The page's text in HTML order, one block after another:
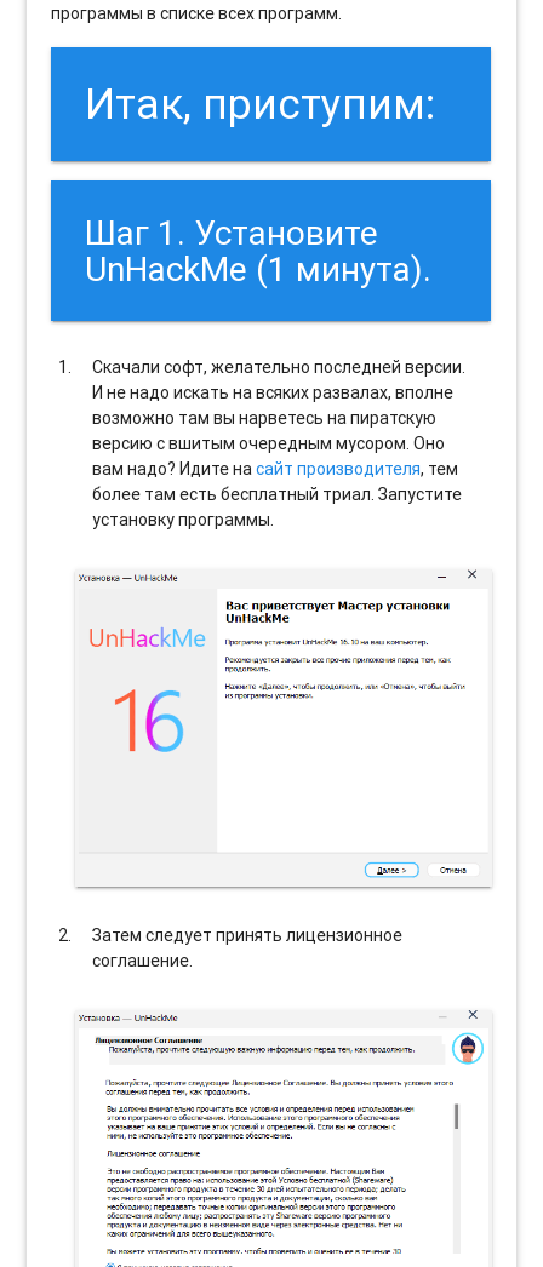
программы в списке всех программ.
Итак, приступим:
Шаг 1. Установите
UnHackMe (1 минута).
Скачали софт, желательно последней версии.
И не надо искать на всяких развалах, вполне
возможно там вы нарветесь на пиратскую
версию с вшитым очередным мусором. Оно
вам надо? Идите насайт производителя, тем
более там есть бесплатный триал. Запустите
установку программы.
Затем следует принять лицензионное
соглашение.